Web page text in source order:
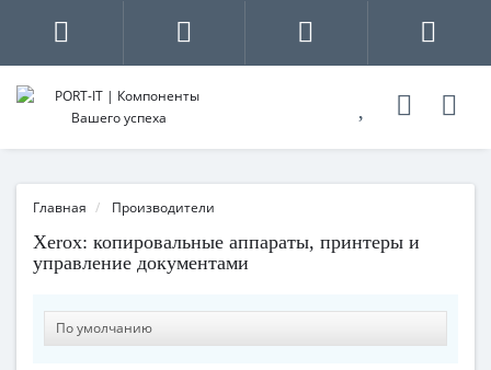
Главная Производители
Xerox: копировальные аппараты, принтеры и
управление документами